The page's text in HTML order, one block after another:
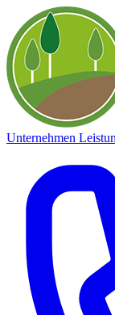
Unternehmen